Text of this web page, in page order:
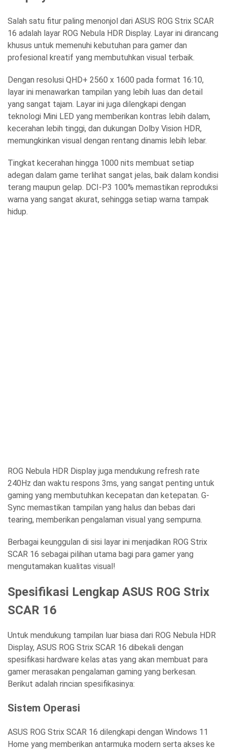
Salah satu fitur paling menonjol dari ASUS ROG Strix SCAR
16 adalah layar ROG Nebula HDR Display. Layar ini dirancang
khusus untuk memenuhi kebutuhan para gamer dan
profesional kreatif yang membutuhkan visual terbaik.
Dengan resolusi QHD+ 2560 x 1600 pada format 16:10,
layar ini menawarkan tampilan yang lebih luas dan detail
yang sangat tajam. Layar ini juga dilengkapi dengan
teknologi Mini LED yang memberikan kontras lebih dalam,
kecerahan lebih tinggi, dan dukungan Dolby Vision HDR,
memungkinkan visual dengan rentang dinamis lebih lebar.
Tingkat kecerahan hingga 1000 nits membuat setiap
adegan dalam game terlihat sangat jelas, baik dalam kondisi
terang maupun gelap. DCI-P3 100% memastikan reproduksi
warna yang sangat akurat, sehingga setiap warna tampak
hidup.
ROG Nebula HDR Display juga mendukung refresh rate
240Hz dan waktu respons 3ms, yang sangat penting untuk
gaming yang membutuhkan kecepatan dan ketepatan. G-
Sync memastikan tampilan yang halus dan bebas dari
tearing, memberikan pengalaman visual yang sempurna.
Berbagai keunggulan di sisi layar ini menjadikan ROG Strix
SCAR 16 sebagai pilihan utama bagi para gamer yang
mengutamakan kualitas visual!
Spesifikasi Lengkap ASUS ROG Strix
SCAR 16
Untuk mendukung tampilan luar biasa dari ROG Nebula HDR
Display, ASUS ROG Strix SCAR 16 dibekali dengan
spesifikasi hardware kelas atas yang akan membuat para
gamer merasakan pengalaman gaming yang berkesan.
Berikut adalah rincian spesifikasinya:
Sistem Operasi
ASUS ROG Strix SCAR 16 dilengkapi dengan Windows 11
Home yang memberikan antarmuka modern serta akses ke